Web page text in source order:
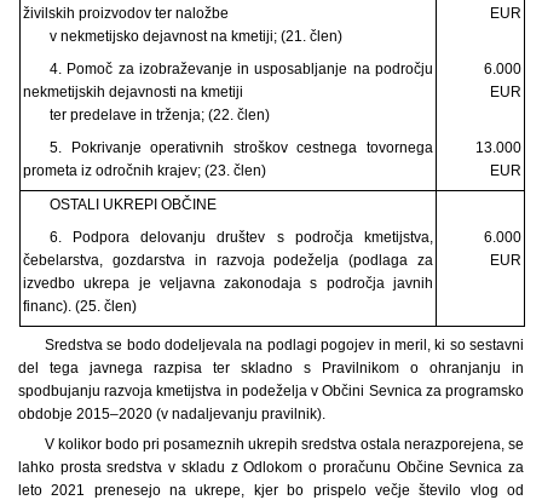
živilskih proizvodov ter naložbe
v nekmetijsko dejavnost na kmetiji; (21. člen)
EUR
4. Pomoč za izobraževanje in usposabljanje na področju
nekmetijskih dejavnosti na kmetiji
ter predelave in trženja; (22. člen)
6.000
EUR
5. Pokrivanje operativnih stroškov cestnega tovornega
prometa iz odročnih krajev; (23. člen)
13.000
EUR
OSTALI UKREPI OBČINE
6. Podpora delovanju društev s področja kmetijstva,
čebelarstva, gozdarstva in razvoja podeželja (podlaga za
izvedbo ukrepa je veljavna zakonodaja s področja javnih
financ). (25. člen)
6.000
EUR
Sredstva se bodo dodeljevala na podlagi pogojev in meril, ki so sestavni
del tega javnega razpisa ter skladno s Pravilnikom o ohranjanju in
spodbujanju razvoja kmetijstva in podeželja v Občini Sevnica za programsko
obdobje 2015–2020 (v nadaljevanju pravilnik).
V kolikor bodo pri posameznih ukrepih sredstva ostala nerazporejena, se
lahko prosta sredstva v skladu z Odlokom o proračunu Občine Sevnica za
leto 2021 prenesejo na ukrepe, kjer bo prispelo večje število vlog od